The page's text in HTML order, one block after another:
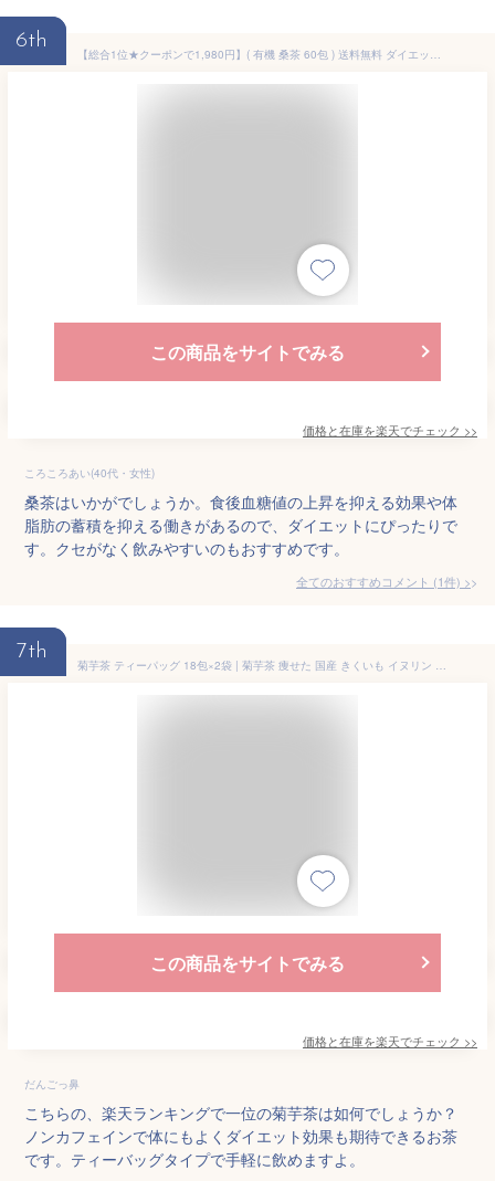
6th
【総合1位★クーポンで1,980円】( 有機 桑茶 60包 ) 送料無料 ダイエット 健康茶 桑の葉 茶 国産 有機JAS オーガニック ノンカフェイン ティーパック お茶 くわ おすすめ 健康 糖質 糖化 制限 対策 妊婦 美容 ギフト 温活 わくわく園 桑の葉茶
この商品をサイトでみる
価格と在庫を楽天でチェック >>
ころころあい(40代・女性)
桑茶はいかがでしょうか。食後血糖値の上昇を抑える効果や体
脂肪の蓄積を抑える働きがあるので、ダイエットにぴったりで
す。クセがなく飲みやすいのもおすすめです。
全てのおすすめコメント (1件) >
7th
菊芋茶 ティーパッグ 18包×2袋 | 菊芋茶 痩せた 国産 きくいも イヌリン 通販 健康茶 ダイエット茶 キクイモ ギフト ノンカフェイン マタニティ お茶 保存料 無添加 血糖値 無農薬 女性 fp ポイント消化 腸活 送料無料 メール便 ギフト 腸育 お中元 常温保存可 夏ギフト
この商品をサイトでみる
価格と在庫を楽天でチェック >>
だんごっ鼻
こちらの、楽天ランキングで一位の菊芋茶は如何でしょうか？
ノンカフェインで体にもよくダイエット効果も期待できるお茶
です。ティーバッグタイプで手軽に飲めますよ。